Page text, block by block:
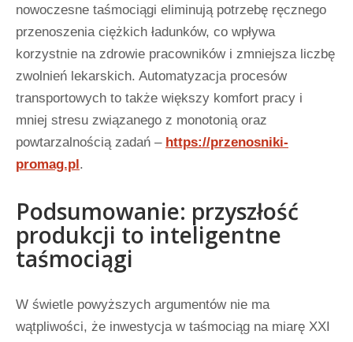
nowoczesne taśmociągi eliminują potrzebę ręcznego
przenoszenia ciężkich ładunków, co wpływa
korzystnie na zdrowie pracowników i zmniejsza liczbę
zwolnień lekarskich. Automatyzacja procesów
transportowych to także większy komfort pracy i
mniej stresu związanego z monotonią oraz
powtarzalnością zadań – https://przenosniki-
promag.pl.
Podsumowanie: przyszłość
produkcji to inteligentne
taśmociągi
W świetle powyższych argumentów nie ma
wątpliwości, że inwestycja w taśmociąg na miarę XXI